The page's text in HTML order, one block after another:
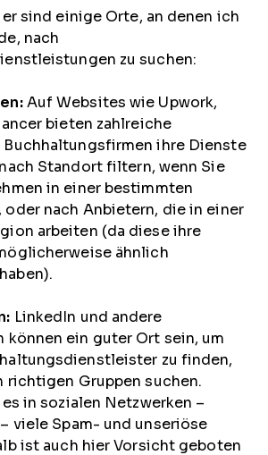
sind einige Orte, an denen ich
nach
zu suchen:
Auf Websites wie Upwork,
bieten zahlreiche
Buchhaltungsfirmen ihre Dienste
Standort filtern, wenn Sie
in einer bestimmten
oder nach Anbietern, die in einer
arbeiten (da diese ihre
ähnlich
LinkedIn und andere
können ein guter Ort sein, um
zu finden,
richtigen Gruppen suchen.
in sozialen Netzwerken –
viele Spam- und unseriöse
ist auch hier Vorsicht geboten